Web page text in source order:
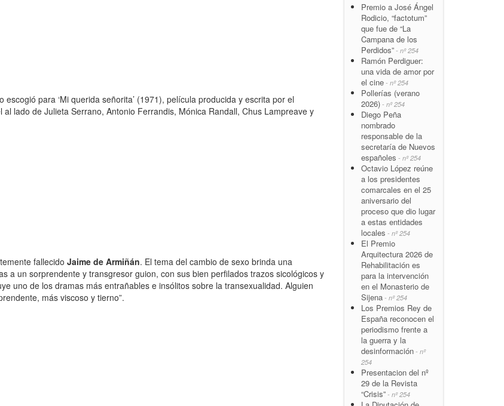
para ‘Mi querida señorita’ (1971), película producida y escrita por el
lado de Julieta Serrano, Antonio Ferrandis, Mónica Randall, Chus Lampreave y
fallecido Jaime de Armiñán. El tema del cambio de sexo brinda una
a un sorprendente y transgresor guion, con sus bien perfilados trazos sicológicos y
uno de los dramas más entrañables e insólitos sobre la transexualidad. Alguien
más viscoso y tierno”.
Premio a José Ángel
Rodicio, “factotum”
que fue de “La
Campana de los
Perdidos” - nº 254
Ramón Perdiguer:
una vida de amor por
el cine - nº 254
Pollerías (verano
2026) - nº 254
Diego Peña
nombrado
responsable de la
secretaría de Nuevos
españoles - nº 254
Octavio López reúne
a los presidentes
comarcales en el 25
aniversario del
proceso que dio lugar
a estas entidades
locales - nº 254
El Premio
Arquitectura 2026 de
Rehabilitación es
para la intervención
en el Monasterio de
Sijena - nº 254
Los Premios Rey de
España reconocen el
periodismo frente a
la guerra y la
desinformación - nº
254
Presentacion del nº
29 de la Revista
“Crisis” - nº 254